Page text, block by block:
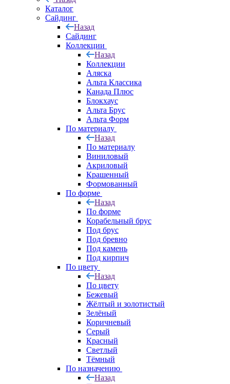
Каталог
Сайдинг
Назад
Сайдинг
Коллекции
Назад
Коллекции
Аляска
Альта Классика
Канада Плюс
Блокхаус
Альта Брус
Альта Форм
По материалу
Назад
По материалу
Виниловый
Акриловый
Крашенный
Формованный
По форме
Назад
По форме
Корабельный брус
Под брус
Под бревно
Под камень
Под кирпич
По цвету
Назад
По цвету
Бежевый
Жёлтый и золотистый
Зелёный
Коричневый
Серый
Красный
Светлый
Тёмный
По назначению
Назад